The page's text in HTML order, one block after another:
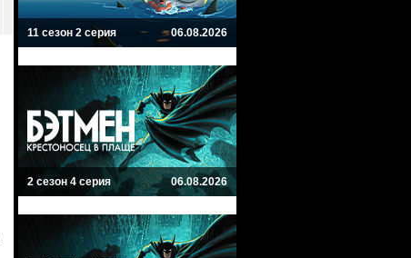
11 сезон 2 серия 06.08.2026
2 сезон 4 серия 06.08.2026